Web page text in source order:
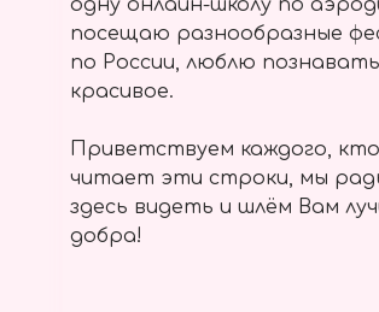
одну онлайн-школу по
посещаю разнообразные
по России, люблю
красивое.
Приветствуем каждого, кто
читает эти строки, мы
здесь видеть и шлём Вам
добра!